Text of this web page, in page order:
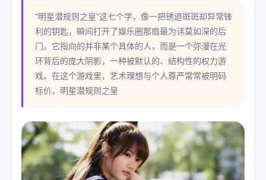
“明星潜规则之皇”这七个字，像一把锈迹斑斑却异常锋
利的钥匙，瞬间打开了娱乐圈那扇最为讳莫如深的后
门。它指向的并非某个具体的人，而是一个弥漫在光
环背后的庞大阴影，一种被默认的、结构性的权力游
戏。在这个游戏里，艺术理想与个人尊严常常被明码
标价，明星潜规则之皇